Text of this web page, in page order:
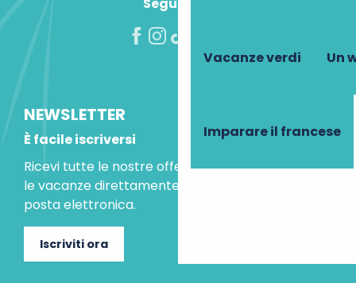
Vacanze verdi Un
Imparare il francese
NEWSLETTER
È facile iscriversi
Ricevi tutte le nostre offerte speciali e le idee per
le vacanze direttamente nella tua casella di
posta elettronica.
Iscriviti ora